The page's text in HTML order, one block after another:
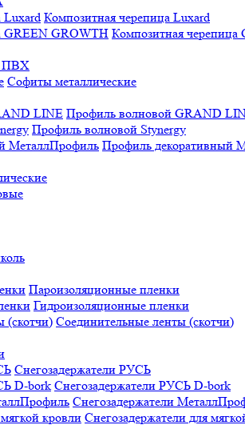
Композитная черепица Luxard
Композитная
ПВХ
Софиты металлические
Профиль волновой GRAND
Профиль волновой Stynergy
Профиль декоративный
Пароизоляционные пленки
Гидроизоляционные пленки
Соединительные ленты (скотчи)
Снегозадержатели РУСЬ
Снегозадержатели РУСЬ D-bork
Снегозадержатели
Снегозадержатели для